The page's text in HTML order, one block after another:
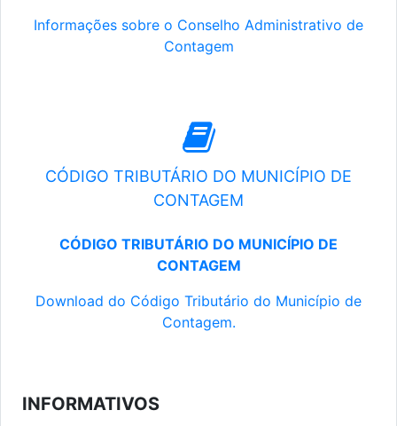
Informações sobre o Conselho Administrativo de
Contagem
CÓDIGO TRIBUTÁRIO DO MUNICÍPIO DE
CONTAGEM
CÓDIGO TRIBUTÁRIO DO MUNICÍPIO DE
CONTAGEM
Download do Código Tributário do Município de
Contagem.
INFORMATIVOS